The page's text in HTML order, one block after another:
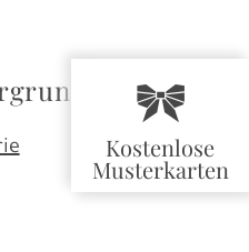
r
Kostenlose
Musterkarten